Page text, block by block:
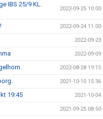
IBS 25/9 KL.
2022-09-25 10:00
2022-09-24 11:00
2022-09-23
2022-09-09
2022-08-28 19:15
2021-10-10 15:36
19:45 2021-10-04
2021-09-25 08:50